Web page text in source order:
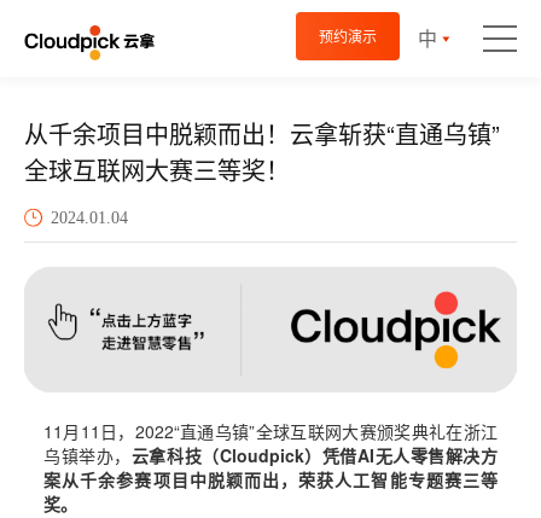
预约演示 中
从千余项目中脱颖而出！云拿斩获“直通乌镇”
全球互联网大赛三等奖！
2024.01.04
11月11日，2022“直通乌镇”全球互联网大赛颁奖典礼在浙江
乌镇举办， 云拿科技（Cloudpick）凭借AI无人零售解决方
案从千余参赛项目中脱颖而出，荣获人工智能专题赛三等
奖。